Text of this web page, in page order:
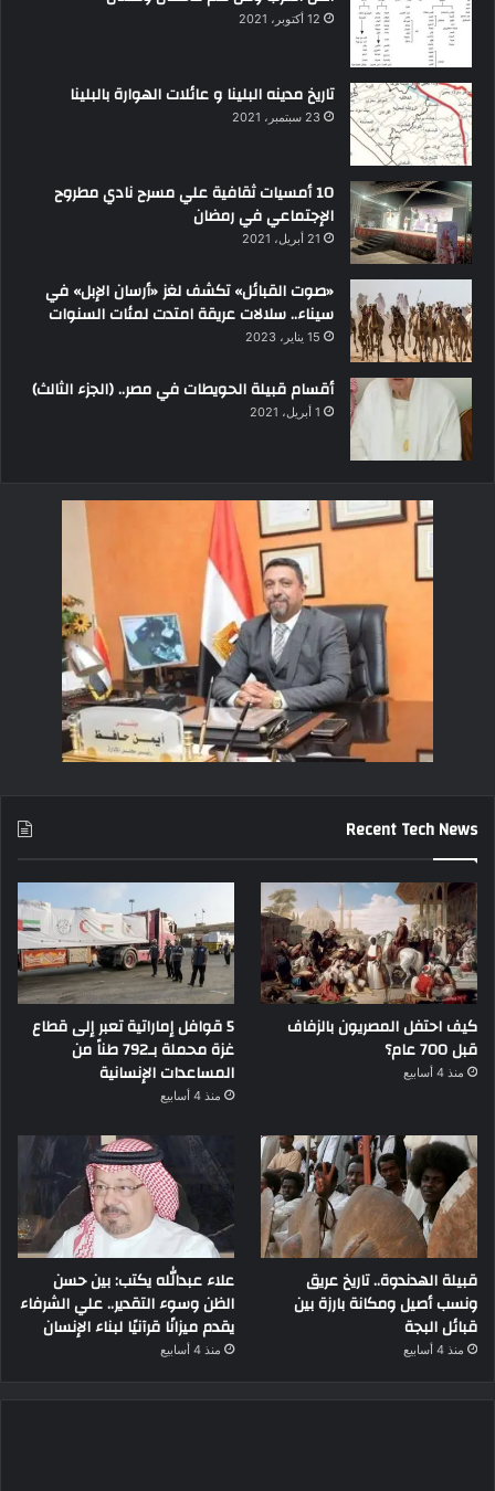
12 أكتوبر، 2021
تاريخ مدينه البلينا و عائلات الهوارة بالبلينا
23 سبتمبر، 2021
10 أمسيات ثقافية علي مسرح نادي مطروح
الإجتماعي في رمضان
21 أبريل، 2021
«صوت القبائل» تكشف لغز «أرسان الإبل» في
سيناء.. سلالات عريقة امتدت لمئات السنوات
15 يناير، 2023
أقسام قبيلة الحويطات في مصر.. (الجزء الثالث)
1 أبريل، 2021
Recent Tech News
كيف احتفل المصريون بالزفاف
قبل 700 عام؟
منذ 4 أسابيع
5 قوافل إماراتية تعبر إلى قطاع
غزة محملة بـ792 طناً من
المساعدات الإنسانية
منذ 4 أسابيع
قبيلة الهدندوة.. تاريخ عريق
ونسب أصيل ومكانة بارزة بين
قبائل البجة
منذ 4 أسابيع
علاء عبدالله يكتب: بين حسن
الظن وسوء التقدير.. علي الشرفاء
يقدم ميزانًا قرآنيًا لبناء الإنسان
منذ 4 أسابيع